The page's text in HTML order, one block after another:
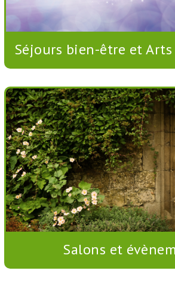
Séjours bien-être et
Salons et